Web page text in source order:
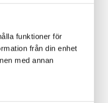
funktioner för
från din enhet
med annan